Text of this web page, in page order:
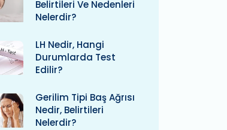
Belirtileri Ve Nedenleri
Nelerdir?
LH Nedir, Hangi
Durumlarda Test
Edilir?
Gerilim Tipi Baş Ağrısı
Nedir, Belirtileri
Nelerdir?